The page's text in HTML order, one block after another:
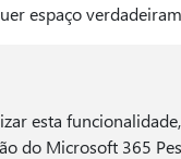
espaço
esta
do Microsoft 365